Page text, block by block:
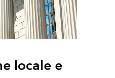
locale e